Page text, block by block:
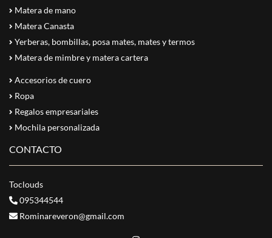
Matera de mano
Matera Canasta
Yerberas, bombillas, posa mates, mates y termos
Matera de mimbre y matera cartera
Accesorios de cuero
Ropa
Regalos empresariales
Mochila personalizada
CONTACTO
Toclouds
095344544
Rominareveron@gmail.com